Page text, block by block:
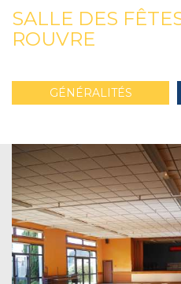
SALLE DES
ROUVRE
GÉNÉRALITÉS